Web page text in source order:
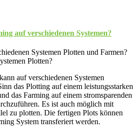
auf verschiedenen Systemen?
Systemen Plotten und Farmen?
Plotten?
auf verschiedenen Systemen
das Plotting auf einem leistungsstarken
das Farming auf einem stromsparenden
Es ist auch möglich mit
zu plotten. Die fertigen Plots können
System transferiert werden.